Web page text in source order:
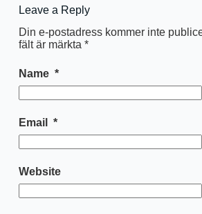
Leave a Reply
Din e-postadress kommer inte
fält är märkta *
Name *
Email *
Website